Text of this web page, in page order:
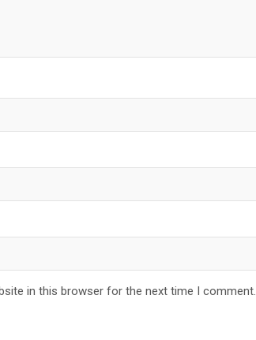
in this browser for the next time I comment.